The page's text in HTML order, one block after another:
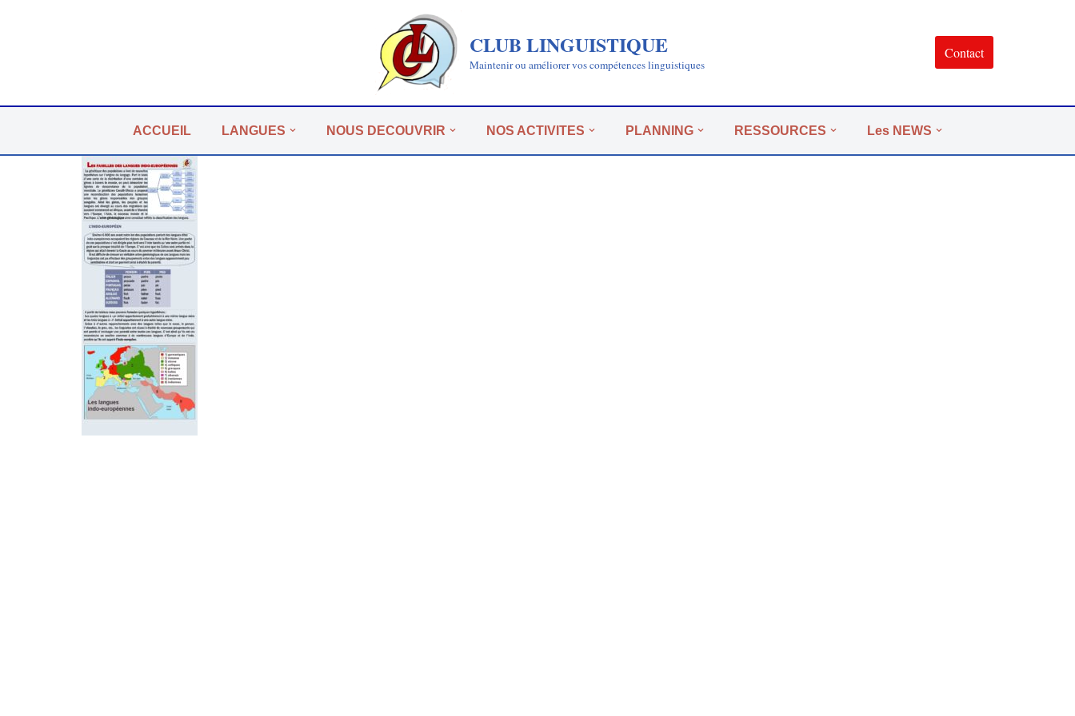
CLUB LINGUISTIQUE
Maintenir ou améliorer vos compétences linguistiques
Contact
ACCUEIL LANGUES NOUS DECOUVRIR NOS ACTIVITES PLANNING RESSOURCES Les NEWS